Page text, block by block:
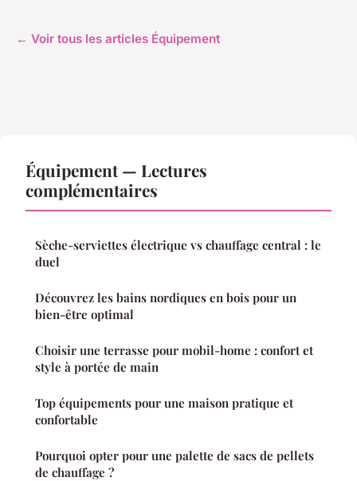
← Voir tous les articles Équipement
Équipement — Lectures
complémentaires
Sèche-serviettes électrique vs chauffage central : le
duel
Découvrez les bains nordiques en bois pour un
bien-être optimal
Choisir une terrasse pour mobil-home : confort et
style à portée de main
Top équipements pour une maison pratique et
confortable
Pourquoi opter pour une palette de sacs de pellets
de chauffage ?